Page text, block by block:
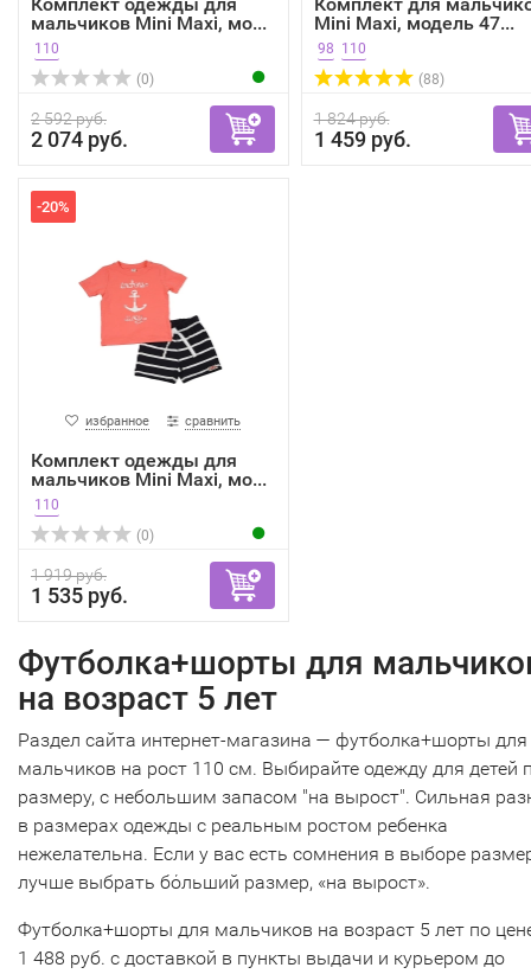
мальчиков Mini Maxi, мо...
110
(0)
2 592 руб.
2 074 руб.
Mini Maxi, модель 47...
98 110
(88)
1 824 руб.
1 459 руб.
-20%
избранное сравнить
Комплект одежды для
мальчиков Mini Maxi, мо...
110
(0)
1 919 руб.
1 535 руб.
Футболка+шорты для
на возраст 5 лет
Раздел сайта интернет-магазина — футболка+шорты для
мальчиков на рост 110 см. Выбирайте одежду для детей
размеру, с небольшим запасом "на вырост". Сильная
в размерах одежды с реальным ростом ребенка
нежелательна. Если у вас есть сомнения в выборе
лучше выбрать бόльший размер, «на вырост».
Футболка+шорты для мальчиков на возраст 5 лет по
1 488 руб. с доставкой в пункты выдачи и курьером до